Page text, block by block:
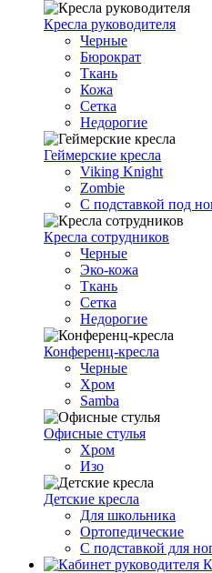
Кресла руководителя
Черные
Бюрократ
Ткань
Кожа
Сетка
Недорогие
Геймерские кресла
Viking Knight
Zombie
С подставкой под
Кресла сотрудников
Черные
Эко-кожа
Ткань
Сетка
Недорогие
Конференц-кресла
Черные
Хром
Samba
Офисные стулья
Хром
Изо
Детские кресла
Для школьника
Ортопедические
С подставкой для